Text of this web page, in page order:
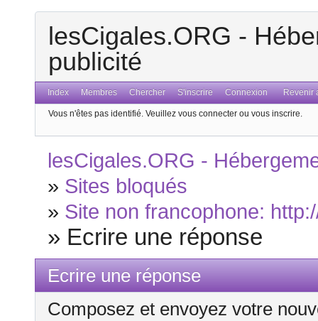
lesCigales.ORG -
publicité
Index Membres Chercher S'inscrire Connexion Revenir
Vous n'êtes pas identifié. Veuillez vous connecter ou vous inscrire.
lesCigales.ORG -
» Sites bloqués
» Site non francophone:
» Ecrire une réponse
Ecrire une réponse
Composez et envoyez votre